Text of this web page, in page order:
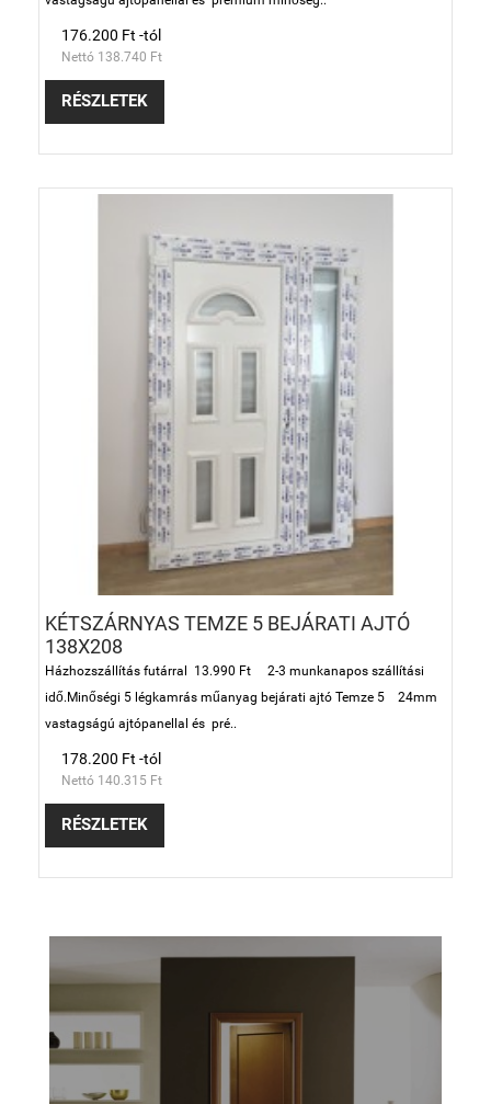
176.200 Ft -tól
Nettó 138.740 Ft
RÉSZLETEK
KÉTSZÁRNYAS TEMZE 5 BEJÁRATI AJTÓ
138X208
Házhozszállítás futárral 13.990 Ft 2-3 munkanapos szállítási
idő.Minőségi 5 légkamrás műanyag bejárati ajtó Temze 5 24mm
vastagságú ajtópanellal és pré..
178.200 Ft -tól
Nettó 140.315 Ft
RÉSZLETEK